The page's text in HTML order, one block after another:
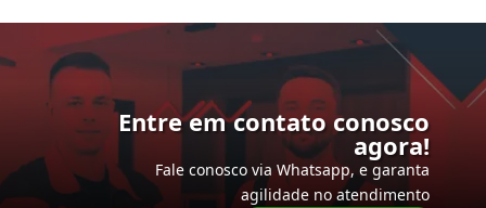
Entre em contato conosco
agora!
Fale conosco via Whatsapp, e garanta
agilidade no atendimento